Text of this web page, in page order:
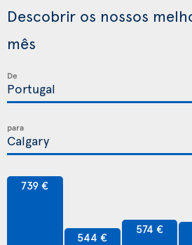
Descobrir os nossos
mês
De
para
739 €
544 €
574 €